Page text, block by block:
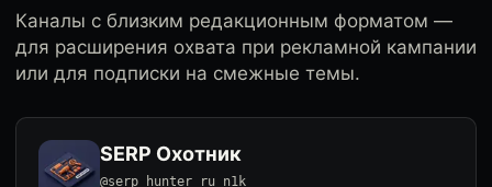
Каналы с близким редакционным форматом —
для расширения охвата при рекламной кампании
или для подписки на смежные темы.
SERP Охотник
@serp_hunter_ru_n1k